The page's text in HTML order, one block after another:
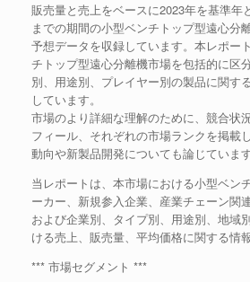
販売量と売上をベースに2023年を基準年
までの期間の小型ベンチトップ型遠心分
予想データを収録しています。本レポー
チトップ型遠心分離機市場を包括的に区
別、用途別、プレイヤー別の製品に関す
しています。
市場のより詳細な理解のために、競合状
フィール、それぞれの市場ランクを掲載
動向や新製品開発についても論じています
当レポートは、本市場における小型ベン
ーカー、新規参入企業、産業チェーン関
および企業別、タイプ別、用途別、地域
ける売上、販売量、平均価格に関する情
*** 市場セグメント ***